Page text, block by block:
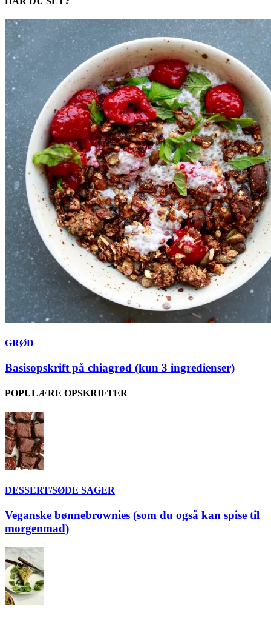
GRØD
Basisopskrift på chiagrød (kun 3 ingredienser)
POPULÆRE OPSKRIFTER
DESSERT/SØDE SAGER
Veganske bønnebrownies (som du også kan spise til
morgenmad)